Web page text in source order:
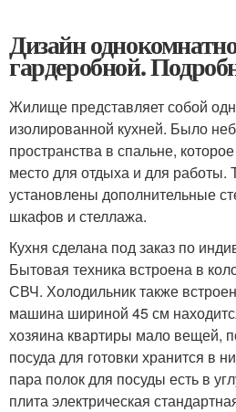
Дизайн
гардеробной.
Жилище представляет собой
изолированной кухней. Было
пространства в спальне,
место для отдыха и для работы.
установлены дополнительные
шкафов и стеллажа.
Кухня сделана под заказ по
Бытовая техника встроена в
СВЧ. Холодильник также
машина шириной 45 см
хозяина квартиры мало вещей,
посуда для готовки хранится в
пара полок для посуды есть в
плита электрическая